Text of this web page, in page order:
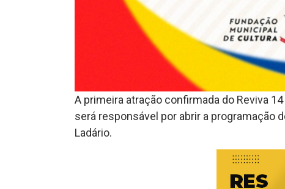
A primeira atração confirmada do Reviva
será responsável por abrir a programação
Ladário.